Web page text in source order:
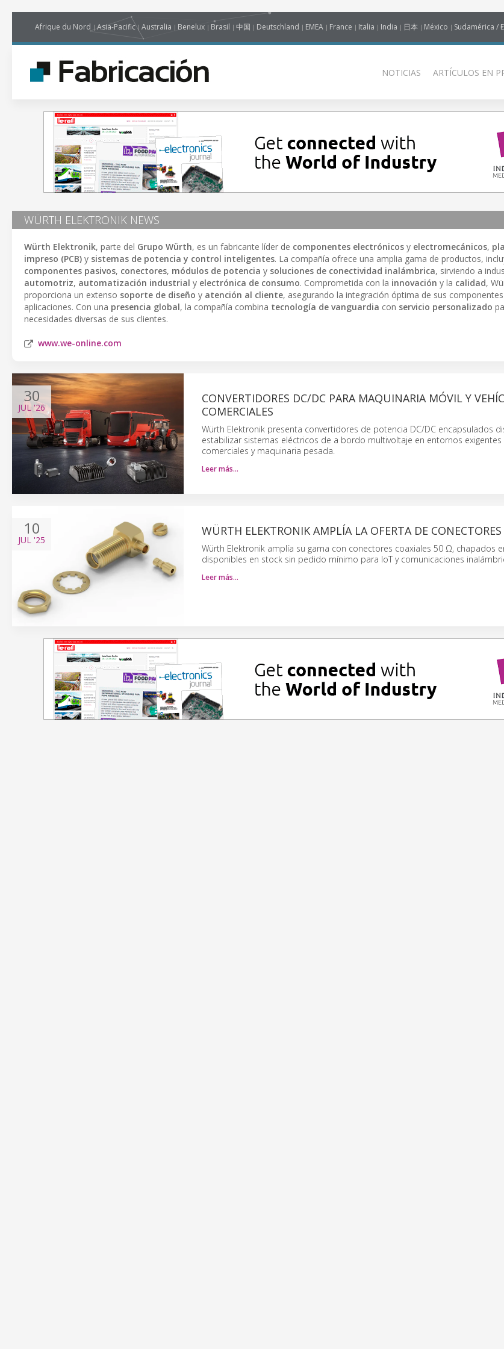
Afrique du Nord Asia-Pacific Australia Benelux Brasil 中国 Deutschland EMEA France Italia India 日本 México Sudamérica /
NOTICIAS ARTÍCULOS EN
WÜRTH ELEKTRONIK NEWS
Würth Elektronik, parte del Grupo Würth, es un fabricante líder de componentes electrónicos y electromecánicos,
impreso (PCB) y sistemas de potencia y control inteligentes. La compañía ofrece una amplia gama de productos,
componentes pasivos, conectores, módulos de potencia y soluciones de conectividad inalámbrica, sirviendo a
automotriz, automatización industrial y electrónica de consumo. Comprometida con la innovación y la calidad,
proporciona un extenso soporte de diseño y atención al cliente, asegurando la integración óptima de sus
aplicaciones. Con una presencia global, la compañía combina tecnología de vanguardia con servicio personalizado
necesidades diversas de sus clientes.
www.we-online.com
30
JUL '26
CONVERTIDORES DC/DC PARA MAQUINARIA MÓVIL Y
COMERCIALES
Würth Elektronik presenta convertidores de potencia DC/DC encapsulados
estabilizar sistemas eléctricos de a bordo multivoltaje en entornos exigentes
comerciales y maquinaria pesada.
Leer más…
10
JUL '25
WÜRTH ELEKTRONIK AMPLÍA LA OFERTA DE CONECTORES
Würth Elektronik amplía su gama con conectores coaxiales 50 Ω, chapados
disponibles en stock sin pedido mínimo para IoT y comunicaciones
Leer más…